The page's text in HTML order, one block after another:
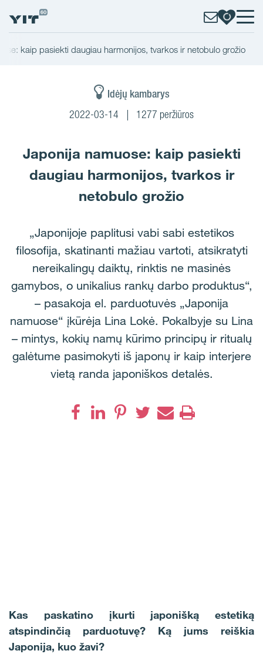
kaip pasiekti daugiau harmonijos, tvarkos ir netobulo grožio
Idėjų kambarys
2022-03-14 1277 peržiūros
Japonija namuose: kaip pasiekti
daugiau harmonijos, tvarkos ir
netobulo grožio
„Japonijoje paplitusi vabi sabi estetikos
filosofija, skatinanti mažiau vartoti, atsikratyti
nereikalingų daiktų, rinktis ne masinės
gamybos, o unikalius rankų darbo produktus“,
– pasakoja el. parduotuvės „Japonija
namuose“ įkūrėja Lina Lokė. Pokalbyje su Lina
– mintys, kokių namų kūrimo principų ir ritualų
galėtume pasimokyti iš japonų ir kaip interjere
vietą randa japoniškos detalės.
Kas paskatino įkurti japonišką estetiką
atspindinčią parduotuvę? Ką jums reiškia
Japonija, kuo žavi?